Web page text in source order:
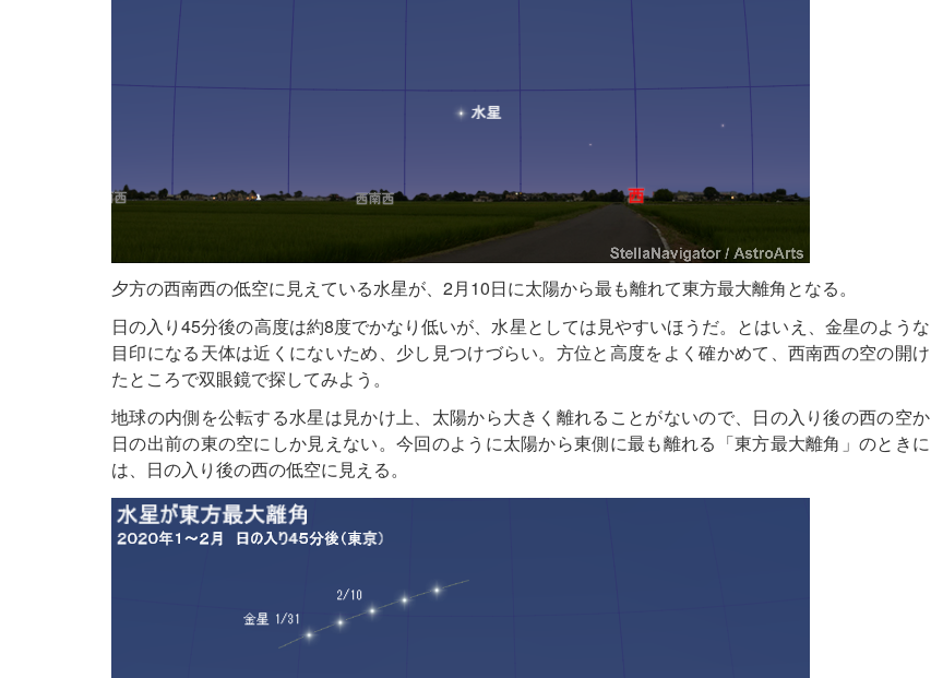
夕方の西南西の低空に見えている水星が、2月10日に太陽から最も離れて東方最大離角となる。
日の入り45分後の高度は約8度でかなり低いが、水星としては見やすいほうだ。とはいえ、金星のような
目印になる天体は近くにないため、少し見つけづらい。方位と高度をよく確かめて、西南西の空の開け
たところで双眼鏡で探してみよう。
地球の内側を公転する水星は見かけ上、太陽から大きく離れることがないので、日の入り後の西の空か
日の出前の東の空にしか見えない。今回のように太陽から東側に最も離れる「東方最大離角」のときに
は、日の入り後の西の低空に見える。